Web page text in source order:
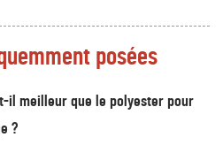
posées
il meilleur que le polyester pour
?